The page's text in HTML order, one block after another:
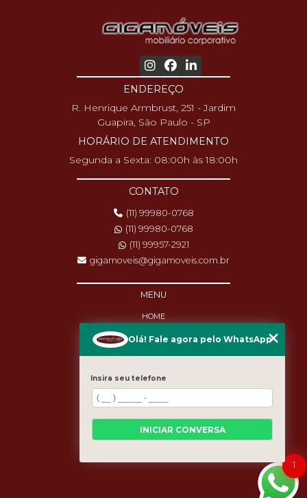
ENDEREÇO
R. Henrique Armbrust, 251 - Jardim
Guapira, São Paulo - SP
HORÁRIO DE ATENDIMENTO
Segunda a Sexta: 08:00h às 18:00h
CONTATO
(11) 99980-0768
(11) 99980-0768
(11) 99957-2921
gigamoveis@gigamoveis.com.br
MENU
HOME
PRODUTOS
MANUTENÇÃO
CASES
MAPA DO SITE
1
Olá! Fale agora pelo WhatsApp
Insira seu telefone
INICIAR CONVERSA